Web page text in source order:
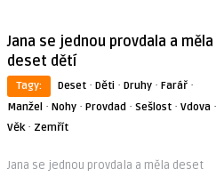
Jana se jednou provdala a měla
deset dětí
Tagy: Deset · Děti · Druhy · Farář ·
Manžel · Nohy · Provdad · Sešlost · Vdova ·
Věk· Zemřít
Jana se jednou provdala a měla deset